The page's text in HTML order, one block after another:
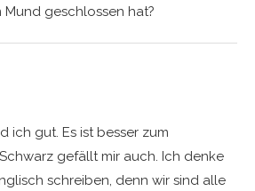
geschlossen hat?
ich gut. Es ist besser zum
gefällt mir auch. Ich denke
schreiben, denn wir sind alle